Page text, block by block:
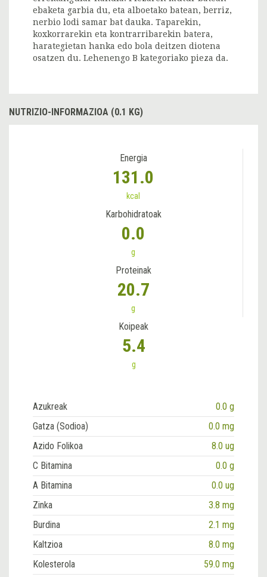
ebaketa garbia du, eta alboetako batean, berriz,
nerbio lodi samar bat dauka. Taparekin,
koxkorrarekin eta kontrarribarekin batera,
harategietan hanka edo bola deitzen diotena
osatzen du. Lehenengo B kategoriako pieza da.
NUTRIZIO-INFORMAZIOA (0.1 KG)
Energia
131.0
kcal
Karbohidratoak
0.0
g
Proteinak
20.7
g
Koipeak
5.4
g
Azukreak
0.0 g
Gatza (Sodioa)
0.0 mg
Azido Folikoa
8.0 ug
C Bitamina
0.0 g
A Bitamina
0.0 ug
Zinka
3.8 mg
Burdina
2.1 mg
Kaltzioa
8.0 mg
Kolesterola
59.0 mg